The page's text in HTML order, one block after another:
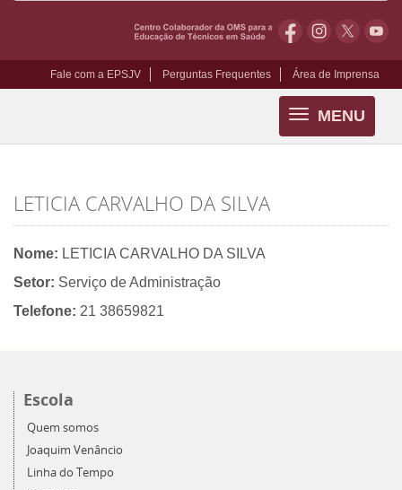
Fale com a EPSJV Perguntas Frequentes Área de Imprensa
MENU
Toggle
navigation
LETICIA CARVALHO DA SILVA
Nome: LETICIA CARVALHO DA SILVA
Setor: Serviço de Administração
Telefone: 21 38659821
Escola
Quem somos
Joaquim Venâncio
Linha do Tempo